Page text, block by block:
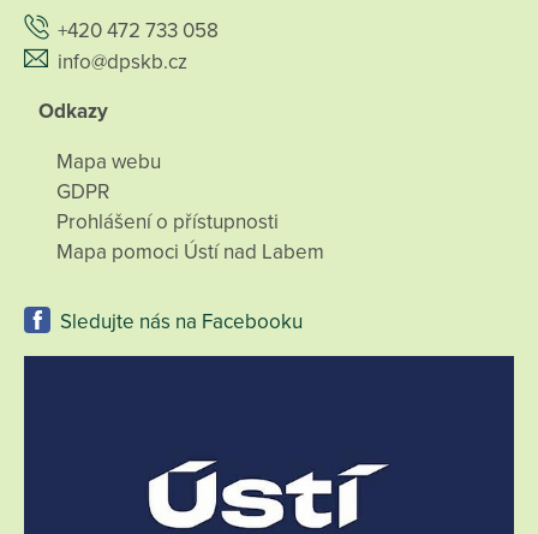
+420 472 733 058
info@dpskb.cz
Odkazy
Mapa webu
GDPR
Prohlášení o přístupnosti
Mapa pomoci Ústí nad Labem
Sledujte nás na Facebooku